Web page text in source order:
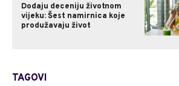
Dodaju deceniju životnom
vijeku: Šest namirnica koje
produžavaju život
TAGOVI